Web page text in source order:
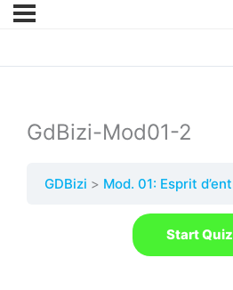
GdBizi-Mod01-2
GDBizi Mod. 01: Esprit d’entreprise et